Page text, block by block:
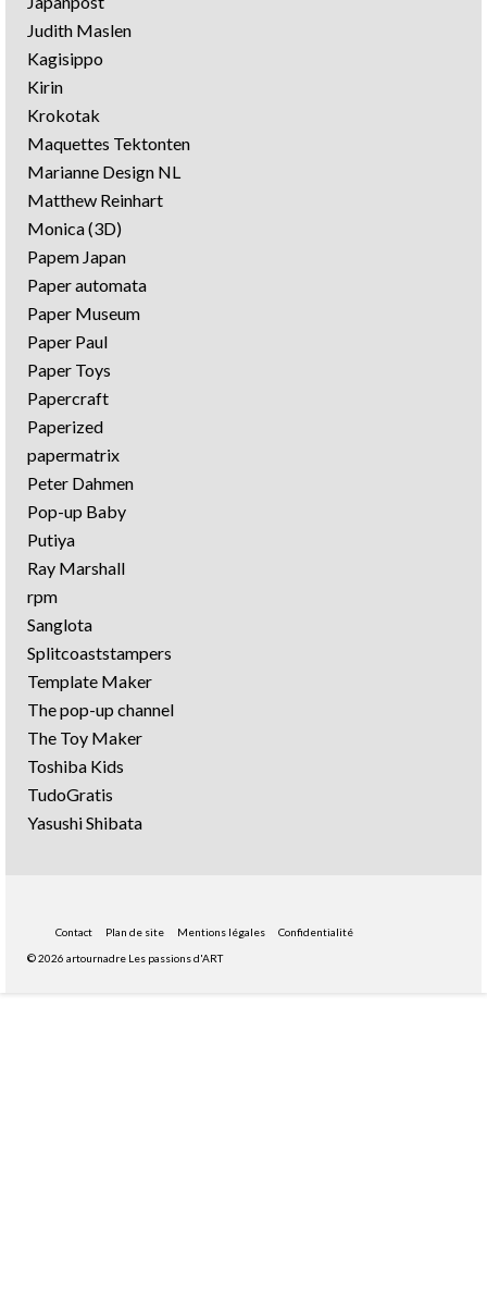
Judith Maslen
Kagisippo
Kirin
Krokotak
Maquettes Tektonten
Marianne Design NL
Matthew Reinhart
Monica (3D)
Papem Japan
Paper automata
Paper Museum
Paper Paul
Paper Toys
Papercraft
Paperized
papermatrix
Peter Dahmen
Pop-up Baby
Putiya
Ray Marshall
rpm
Sanglota
Splitcoaststampers
Template Maker
The pop-up channel
The Toy Maker
Toshiba Kids
TudoGratis
Yasushi Shibata
Contact Plan de site Mentions légales
Confidentialité
© 2026 artournadre Les passions d'ART